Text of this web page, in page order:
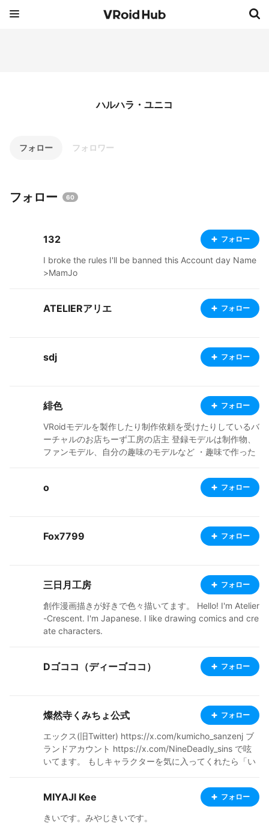
ハルハラ・ユニコ
フォロー フォロワー
フォロー 60
132 フォロー
I broke the rules I'll be banned this Account day Name
>MamJo
ATELIERアリエ フォロー
sdj フォロー
緋色 フォロー
VRoidモデルを製作したり制作依頼を受けたりしているバ
ーチャルのお店ちーず工房の店主 登録モデルは制作物、
ファンモデル、自分の趣味のモデルなど ・趣味で作った
ます。こちらも可能ならTwitterへリンクを貼っています
使用条件等は個々のモデルで異なります。
o フォロー
Fox7799 フォロー
三日月工房 フォロー
創作漫画描きが好きで色々描いてます。 Hello! I'm Atelier
-Crescent. I'm Japanese. I like drawing comics and cre
ate characters.
Dゴココ（ディーゴココ） フォロー
燦然寺くみちょ公式 フォロー
エックス(旧Twitter) https://x.com/kumicho_sanzenj ブ
ランドアカウント https://x.com/NineDeadly_sins で呟
いてます。 もしキャラクターを気に入ってくれたら「い
てshopも営業中 是非覗いてみてくだしゃんせ❤ https://
kumicho877.booth.pm/ EN X (formerly Twitter) https://
NineDeadly_sins I post updates there. If you enjoy the
MIYAJI Kee フォロー
きいです。みやじきいです。